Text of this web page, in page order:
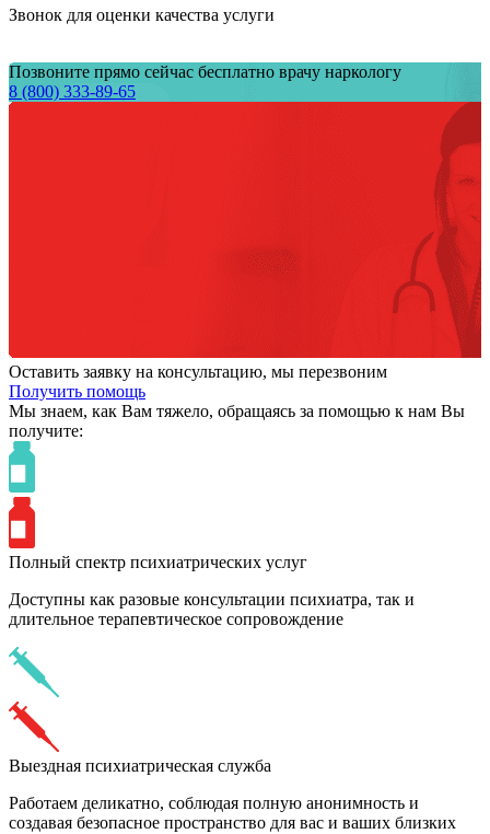
Звонок для оценки качества услуги
Позвоните прямо сейчас бесплатно врачу наркологу
8 (800) 333-89-65
Оставить заявку на консультацию, мы перезвоним
Получить помощь
Мы знаем, как Вам тяжело, обращаясь за помощью к нам Вы
получите:
Полный спектр психиатрических услуг
Доступны как разовые консультации психиатра, так и
длительное терапевтическое сопровождение
Выездная психиатрическая служба
Работаем деликатно, соблюдая полную анонимность и
создавая безопасное пространство для вас и ваших близких